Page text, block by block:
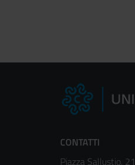
CONTATTI
Piazza Sallustio,